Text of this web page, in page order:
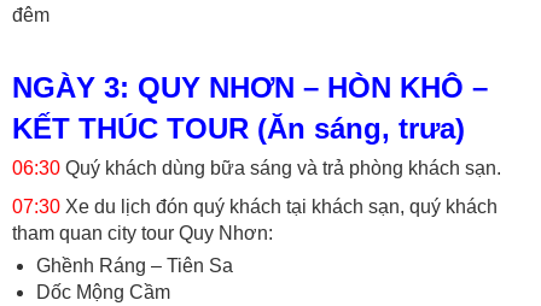
đêm
NGÀY 3: QUY NHƠN – HÒN KHÔ –
KẾT THÚC TOUR (Ăn sáng, trưa)
06:30 Quý khách dùng bữa sáng và trả phòng khách sạn.
07:30 Xe du lịch đón quý khách tại khách sạn, quý khách
tham quan city tour Quy Nhơn:
Ghềnh Ráng – Tiên Sa
Dốc Mộng Cầm